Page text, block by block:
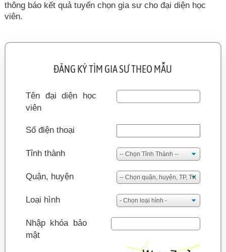
thông báo kết quả tuyển chọn gia sư cho đại diện học
viên.
ĐĂNG KÝ TÌM GIA SƯ THEO MẪU
Tên đại diện học
viên
Số điện thoại
Tỉnh thành
Quận, huyện
Loại hình
Nhập khóa bảo
mật